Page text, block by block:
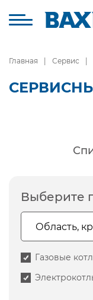
Главная Сервис
Выберите
Газовые